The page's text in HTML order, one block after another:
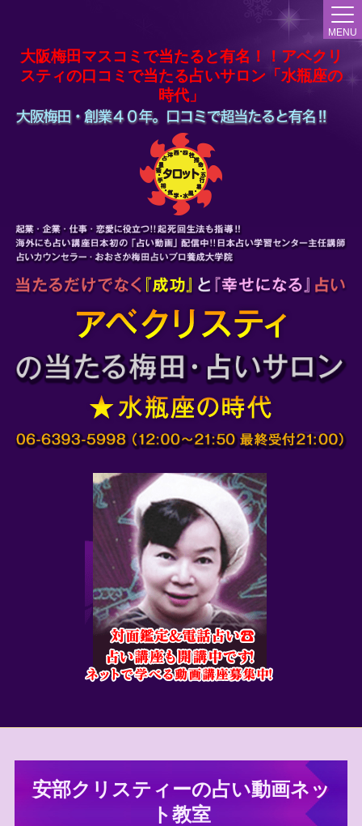
大阪梅田マスコミで当たると有名！！アベクリ
スティの口コミで当たる占いサロン「水瓶座の
時代」
MENU
安部クリスティーの占い動画ネッ
ト教室